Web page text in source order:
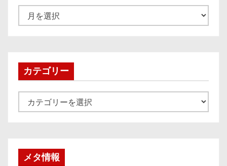
ー
ブカテゴリー
テ
メタ情報